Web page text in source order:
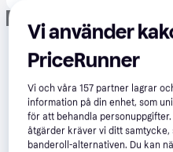
Vi använder
PriceRunner
Vi och våra157 partner lagrar
information på din enhet, som
för att behandla
åtgärder kräver vi ditt samtycke,
banderoll-alternativen. Du kan